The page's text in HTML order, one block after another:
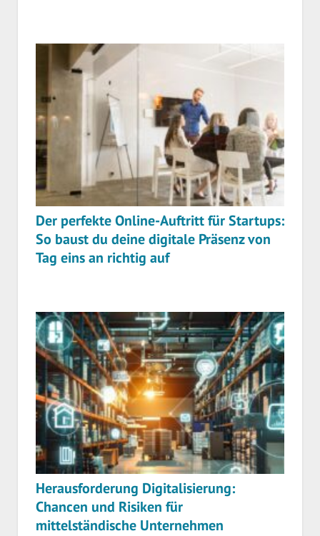
Der perfekte Online-Auftritt für Startups:
So baust du deine digitale Präsenz von
Tag eins an richtig auf
Herausforderung Digitalisierung:
Chancen und Risiken für
mittelständische Unternehmen